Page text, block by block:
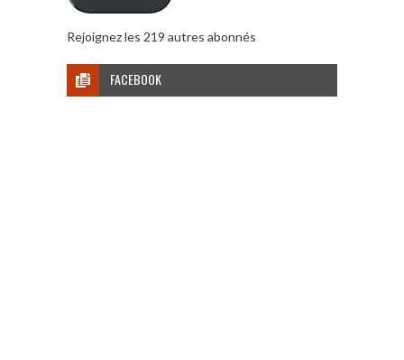
Rejoignez les 219 autres abonnés
FACEBOOK